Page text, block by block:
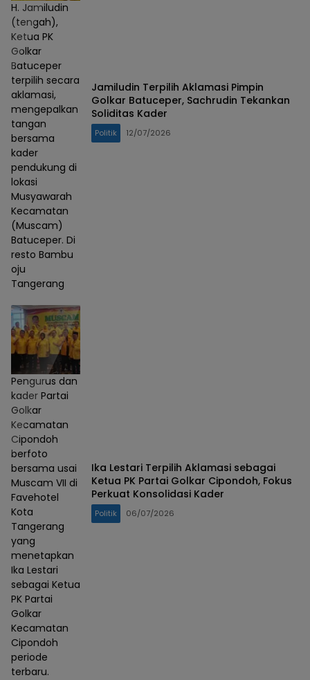
H. Jamiludin
(tengah),
Ketua PK
Golkar
Batuceper
terpilih secara
aklamasi,
mengepalkan
tangan
bersama
kader
pendukung di
lokasi
Musyawarah
Kecamatan
(Muscam)
Batuceper. Di
resto Bambu
oju
Tangerang
Jamiludin Terpilih Aklamasi Pimpin
Golkar Batuceper, Sachrudin Tekankan
Soliditas Kader
Politik 12/07/2026
Pengurus dan
kader Partai
Golkar
Kecamatan
Cipondoh
berfoto
bersama usai
Muscam VII di
Favehotel
Kota
Tangerang
yang
menetapkan
Ika Lestari
sebagai Ketua
PK Partai
Golkar
Kecamatan
Cipondoh
periode
terbaru.
Ika Lestari Terpilih Aklamasi sebagai
Ketua PK Partai Golkar Cipondoh, Fokus
Perkuat Konsolidasi Kader
Politik 06/07/2026